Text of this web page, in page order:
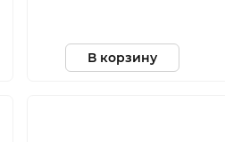
В корзину